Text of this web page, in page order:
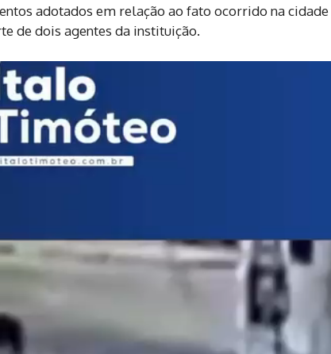
adotados em relação ao fato ocorrido na cidade
de dois agentes da instituição.